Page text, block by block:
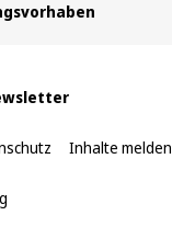
Inhalte melden